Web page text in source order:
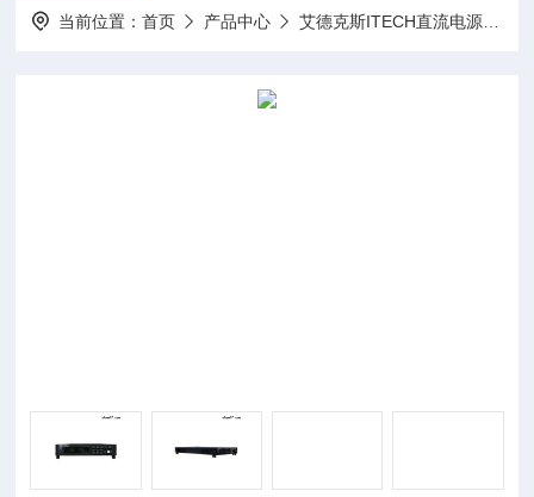
当前位置：首页 产品中心 艾德克斯ITECH直流电源